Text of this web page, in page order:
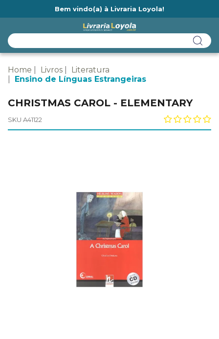
Bem vindo(a) à Livraria Loyola!
Home Livros
Literatura
Ensino de Línguas Estrangeiras
CHRISTMAS CAROL - ELEMENTARY
SKU A41122